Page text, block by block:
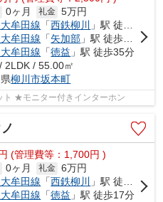
0ヶ月 礼金 5万円
牟田線 「西鉄柳川
」駅 徒歩24分
牟田線 「矢加部 」駅 徒歩27分
牟田線 「徳益 」駅 徒歩35分
2LDK / 55.00㎡
柳川市坂本町
★モニター付きインターホン
(管理費等：1,700円 )
0ヶ月 礼金 6万円
牟田線 「西鉄柳川
」駅 徒歩6分
牟田線 「徳益 」駅 徒歩17分